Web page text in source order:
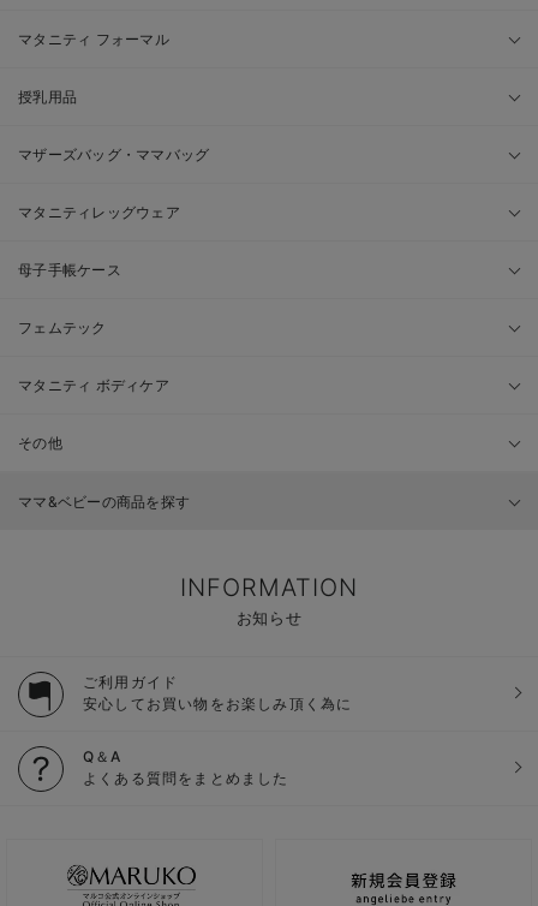
マタニティ フォーマル
授乳用品
マザーズバッグ・ママバッグ
マタニティレッグウェア
母子手帳ケース
フェムテック
マタニティ ボディケア
その他
ママ&ベビーの商品を探す
INFORMATION
お知らせ
ご利用ガイド
安心してお買い物をお楽しみ頂く為に
Q＆A
よくある質問をまとめました